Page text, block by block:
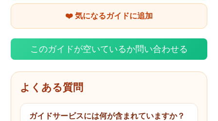
❤️ 気になるガイドに追加
このガイドが空いているか問い合わせる
よくある質問
ガイドサービスには何が含まれていますか？